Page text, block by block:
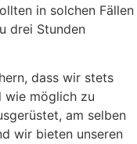
in solchen Fällen
drei Stunden
dass wir stets
wie möglich zu
am selben
wir bieten unseren